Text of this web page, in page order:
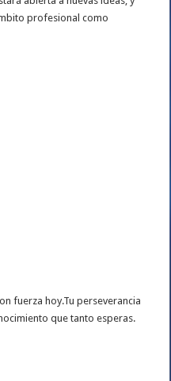
profesional como
fuerza hoy.Tu perseverancia
que tanto esperas.